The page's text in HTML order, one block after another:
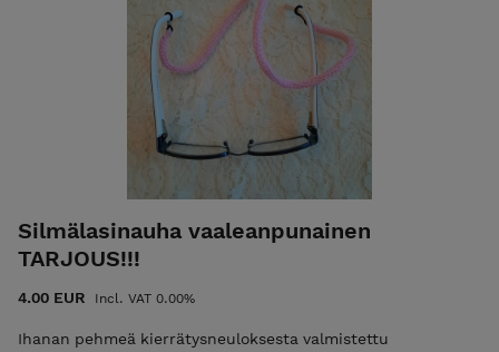
Silmälasinauha vaaleanpunainen
TARJOUS!!!
4.00 EUR Incl. VAT 0.00%
Ihanan pehmeä kierrätysneuloksesta valmistettu